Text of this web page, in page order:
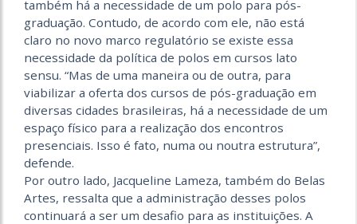
também há a necessidade de um polo para pós-
graduação. Contudo, de acordo com ele, não está
claro no novo marco regulatório se existe essa
necessidade da política de polos em cursos lato
sensu. “Mas de uma maneira ou de outra, para
viabilizar a oferta dos cursos de pós-graduação em
diversas cidades brasileiras, há a necessidade de um
espaço físico para a realização dos encontros
presenciais. Isso é fato, numa ou noutra estrutura”,
defende.
Por outro lado, Jacqueline Lameza, também do Belas
Artes, ressalta que a administração desses polos
continuará a ser um desafio para as instituições. A